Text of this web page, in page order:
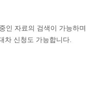
인 자료의 검색이 가능하며
차 신청도 가능합니다.